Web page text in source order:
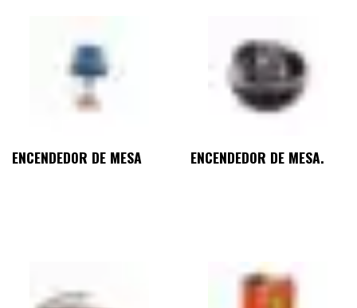
ENCENDEDOR DE MESA ENCENDEDOR DE MESA.